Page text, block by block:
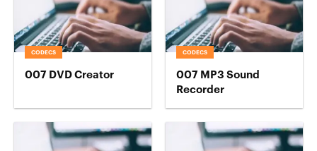
CODECS
007 DVD Creator
CODECS
007 MP3 Sound
Recorder